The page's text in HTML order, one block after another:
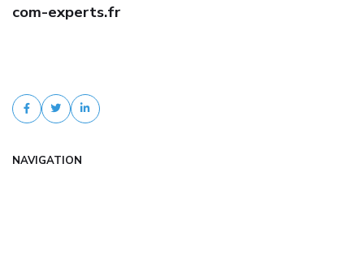
com-experts.fr
NAVIGATION